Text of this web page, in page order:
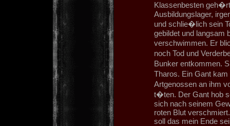
Klassenbesten
Ausbildungslager,
und schlie�lich sein
gebildet und langsam
verschwimmen. Er
noch Tod und
Bunker entkommen.
Tharos. Ein Gant
Artgenossen an ihm
t�ten. Der Gant hob
sich nach seinem
roten Blut
soll das mein Ende